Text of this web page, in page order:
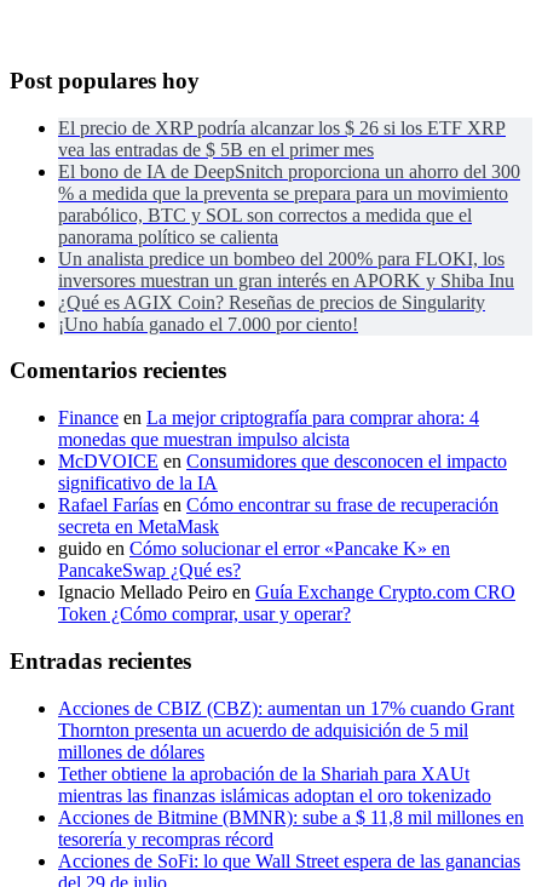
Post populares hoy
El precio de XRP podría alcanzar los $ 26 si los ETF XRP
vea las entradas de $ 5B en el primer mes
El bono de IA de DeepSnitch proporciona un ahorro del 300
% a medida que la preventa se prepara para un movimiento
parabólico, BTC y SOL son correctos a medida que el
panorama político se calienta
Un analista predice un bombeo del 200% para FLOKI, los
inversores muestran un gran interés en APORK y Shiba Inu
¿Qué es AGIX Coin? Reseñas de precios de Singularity
¡Uno había ganado el 7.000 por ciento!
Comentarios recientes
Finance en La mejor criptografía para comprar ahora: 4
monedas que muestran impulso alcista
McDVOICE en Consumidores que desconocen el impacto
significativo de la IA
Rafael Farías en Cómo encontrar su frase de recuperación
secreta en MetaMask
guido en Cómo solucionar el error «Pancake K» en
PancakeSwap ¿Qué es?
Ignacio Mellado Peiro en Guía Exchange Crypto.com CRO
Token ¿Cómo comprar, usar y operar?
Entradas recientes
Acciones de CBIZ (CBZ): aumentan un 17% cuando Grant
Thornton presenta un acuerdo de adquisición de 5 mil
millones de dólares
Tether obtiene la aprobación de la Shariah para XAUt
mientras las finanzas islámicas adoptan el oro tokenizado
Acciones de Bitmine (BMNR): sube a $ 11,8 mil millones en
tesorería y recompras récord
Acciones de SoFi: lo que Wall Street espera de las ganancias
del 29 de julio